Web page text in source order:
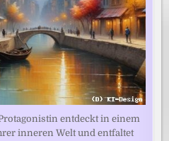
entdeckt in einem
inneren Welt und entfaltet